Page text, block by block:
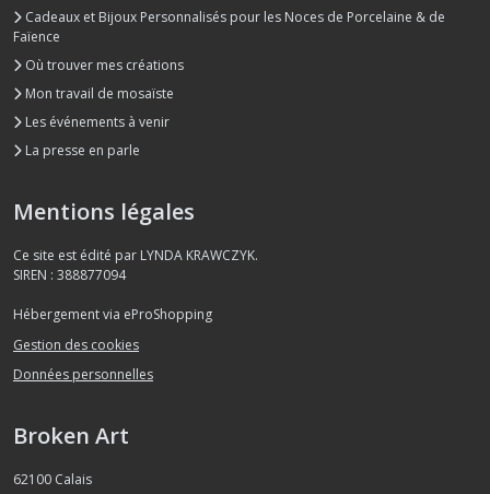
Cadeaux et Bijoux Personnalisés pour les Noces de Porcelaine & de
Faïence
Où trouver mes créations
Mon travail de mosaïste
Les événements à venir
La presse en parle
Mentions légales
Ce site est édité par LYNDA KRAWCZYK.
SIREN : 388877094
Hébergement via eProShopping
Gestion des cookies
Données personnelles
Broken Art
62100 Calais